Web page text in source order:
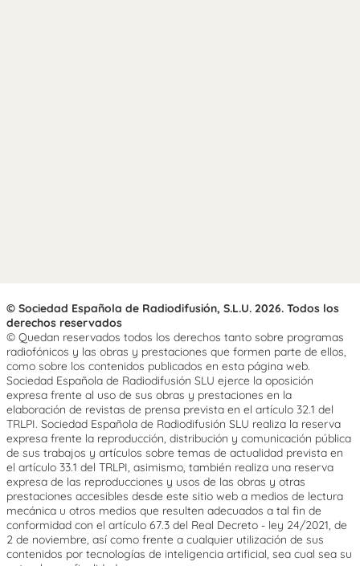
© Sociedad Española de Radiodifusión, S.L.U. 2026. Todos los
derechos reservados
© Quedan reservados todos los derechos tanto sobre programas
radiofónicos y las obras y prestaciones que formen parte de ellos,
como sobre los contenidos publicados en esta página web.
Sociedad Española de Radiodifusión SLU ejerce la oposición
expresa frente al uso de sus obras y prestaciones en la
elaboración de revistas de prensa prevista en el artículo 32.1 del
TRLPI. Sociedad Española de Radiodifusión SLU realiza la reserva
expresa frente la reproducción, distribución y comunicación pública
de sus trabajos y artículos sobre temas de actualidad prevista en
el artículo 33.1 del TRLPI, asimismo, también realiza una reserva
expresa de las reproducciones y usos de las obras y otras
prestaciones accesibles desde este sitio web a medios de lectura
mecánica u otros medios que resulten adecuados a tal fin de
conformidad con el artículo 67.3 del Real Decreto - ley 24/2021, de
2 de noviembre, así como frente a cualquier utilización de sus
contenidos por tecnologías de inteligencia artificial, sea cual sea su